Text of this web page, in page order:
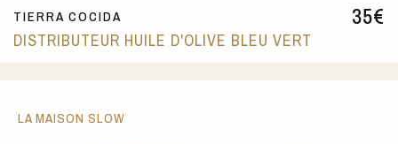
35€
TIERRA COCIDA
DISTRIBUTEUR HUILE D'OLIVE BLEU VERT
LA MAISON SLOW